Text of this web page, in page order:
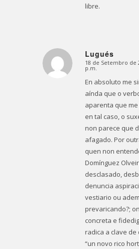
libre.
Lugués
Dice:
18 de Setembro de
p.m.
En absoluto me
aínda que o
aparenta que
en tal caso, o
non parece que
afagado. Por
quen non
Domínguez
desclasado,
denuncia
vestiario ou
prevaricando?;
concreta e
radica a clave de
“un novo rico